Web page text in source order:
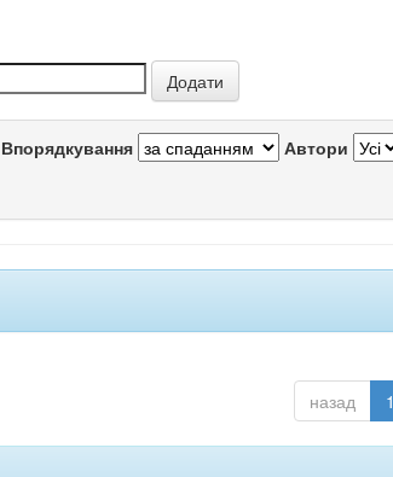
Впорядкування Автори
назад 1